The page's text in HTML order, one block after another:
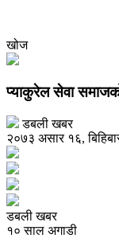
खोज
प्याकुरेल सेवा
डबली खबर
२०७३ असार १६,
डबली खबर
१० साल अगाडी